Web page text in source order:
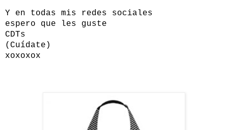
Y en todas mis redes sociales
espero que les guste
CDTs
(Cuídate)
xoxoxox